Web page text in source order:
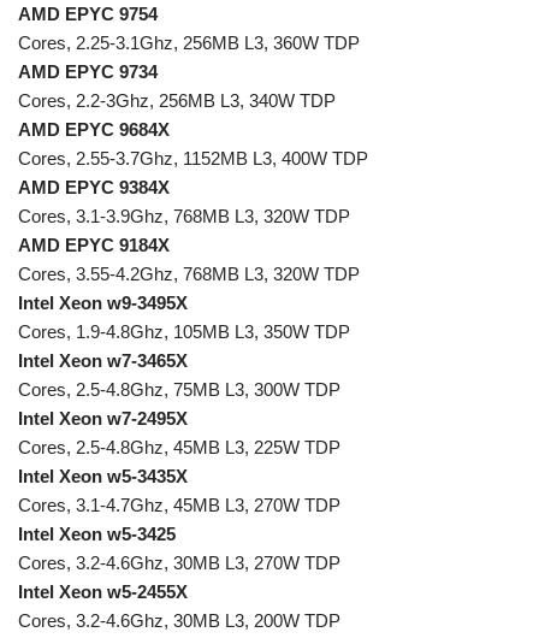
AMD EPYC 9754
Cores, 2.25-3.1Ghz, 256MB L3, 360W TDP
AMD EPYC 9734
Cores, 2.2-3Ghz, 256MB L3, 340W TDP
AMD EPYC 9684X
Cores, 2.55-3.7Ghz, 1152MB L3, 400W TDP
AMD EPYC 9384X
Cores, 3.1-3.9Ghz, 768MB L3, 320W TDP
AMD EPYC 9184X
Cores, 3.55-4.2Ghz, 768MB L3, 320W TDP
Intel Xeon w9-3495X
Cores, 1.9-4.8Ghz, 105MB L3, 350W TDP
Intel Xeon w7-3465X
Cores, 2.5-4.8Ghz, 75MB L3, 300W TDP
Intel Xeon w7-2495X
Cores, 2.5-4.8Ghz, 45MB L3, 225W TDP
Intel Xeon w5-3435X
Cores, 3.1-4.7Ghz, 45MB L3, 270W TDP
Intel Xeon w5-3425
Cores, 3.2-4.6Ghz, 30MB L3, 270W TDP
Intel Xeon w5-2455X
Cores, 3.2-4.6Ghz, 30MB L3, 200W TDP